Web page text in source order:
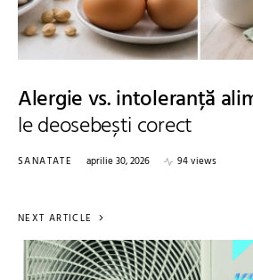
Alergie vs. intoleranță
le deosebești corect
SANATATE aprilie 30, 2026 94 views
NEXT ARTICLE